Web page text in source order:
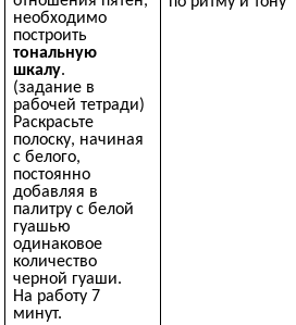
необходимо
построить
тональную
шкалу.
(задание в
рабочей тетради)
Раскрасьте
полоску, начиная
с белого,
постоянно
добавляя в
палитру с белой
гуашью
одинаковое
количество
черной гуаши.
На работу 7
минут.